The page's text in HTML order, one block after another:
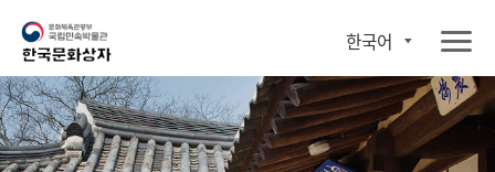
한국어